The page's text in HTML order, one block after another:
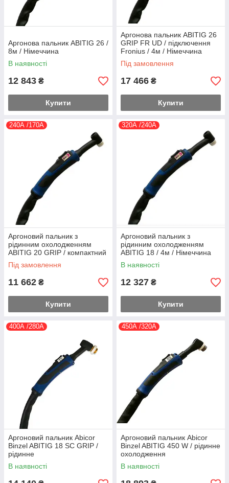
Аргонова пальник ABITIG 26 /
8м / Німеччина
В наявності
12 843 ₴
Купити
Аргонова пальник ABITIG 26
GRIP FR UD / підключення
Fronius / 4м / Німеччина
Під замовлення
17 466 ₴
Купити
240А /170А
Аргоновий пальник з
рідинним охолодженням
ABITIG 20 GRIP / компактний
розмір
Під замовлення
11 662 ₴
Купити
320А /240А
Аргоновий пальник з
рідинним охолодженням
ABITIG 18 / 4м / Німеччина
В наявності
12 327 ₴
Купити
400А /280А
Аргоновий пальник Abicor
Binzel ABITIG 18 SC GRIP /
рідинне
В наявності
450А /320А
Аргоновий пальник Abicor
Binzel ABITIG 450 W / рідинне
охолодження
В наявності